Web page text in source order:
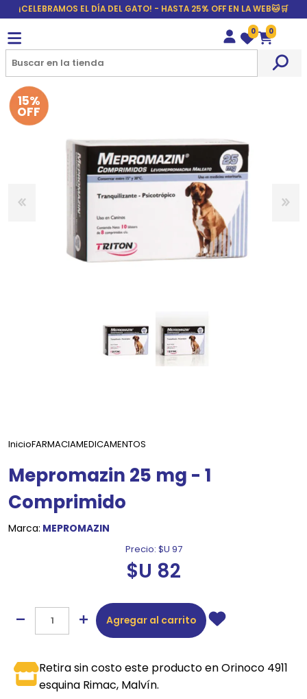
¡CELEBRAMOS EL DÍA DEL GATO! - HASTA 25% OFF EN LA WEB🐱🛒
Wishlist
0
Carrito
0
15%
OFF
InicioFARMACIAMEDICAMENTOS
Mepromazin 25 mg - 1
Comprimido
Marca: MEPROMAZIN
Precio: $U 97
$U 82
Agregar al carrito
Retira sin costo este producto en Orinoco 4911
esquina Rimac, Malvín.